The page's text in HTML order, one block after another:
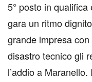
5° posto in
gara un ritmo
grande impresa con
disastro tecnico gli
l’addio a Maranello.